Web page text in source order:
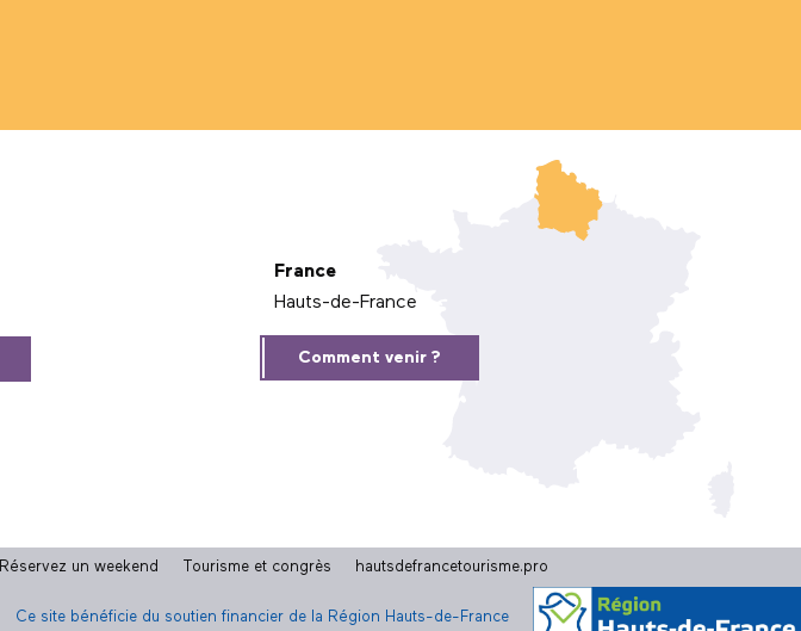
France
Hauts-de-France
Comment venir ?
Réservez un weekend Tourisme et congrès hautsdefrancetourisme.pro
Ce site bénéficie du soutien financier de la Région Hauts-de-France